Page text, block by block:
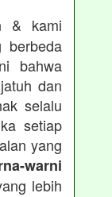
& kami
berbeda
bahwa
dan
selalu
setiap
yang
warni
lebih